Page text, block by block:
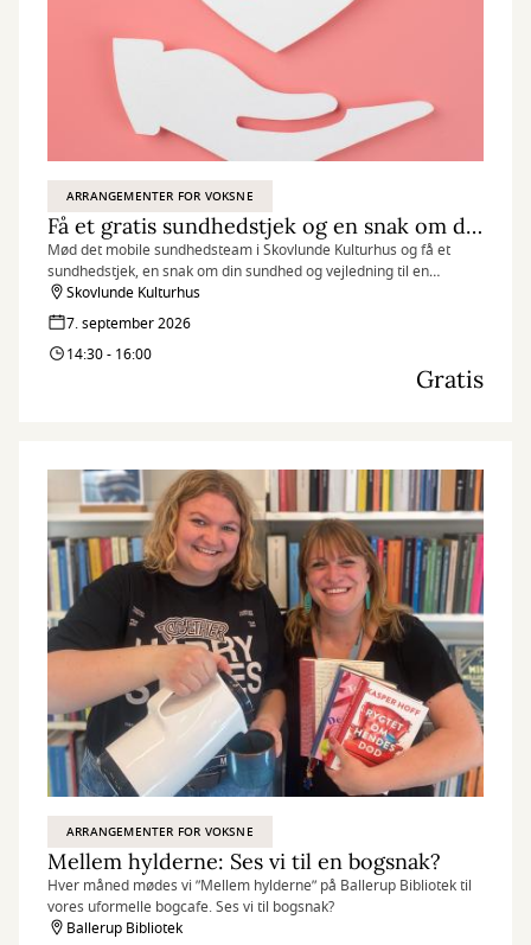
ARRANGEMENTER FOR VOKSNE
Få et gratis sundhedstjek og en snak om dit helbred
Mød det mobile sundhedsteam i Skovlunde Kulturhus og få et
sundhedstjek, en snak om din sundhed og vejledning til en
sundere hverdag.
Skovlunde Kulturhus
7. september 2026
14:30 - 16:00
Gratis
ARRANGEMENTER FOR VOKSNE
Mellem hylderne: Ses vi til en bogsnak?
Hver måned mødes vi ”Mellem hylderne” på Ballerup Bibliotek til
vores uformelle bogcafe. Ses vi til bogsnak?
Ballerup Bibliotek